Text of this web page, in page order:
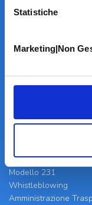
Statistiche
Marketing|Non
Informazioni
Specialità
Home Page
Codice Etico
Modello 231
Whistleblowing
Amministrazione